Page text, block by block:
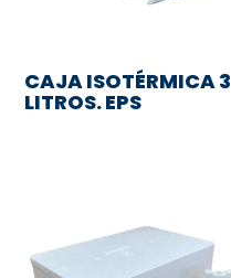
CAJA ISOTÉRMICA 3
LITROS. EPS